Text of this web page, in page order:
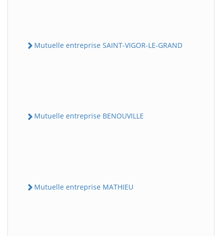
Mutuelle entreprise SAINT-VIGOR-LE-GRAND
Mutuelle entreprise BENOUVILLE
Mutuelle entreprise MATHIEU